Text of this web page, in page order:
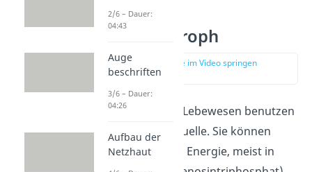
Photoautotroph
zur Stelle im Video springen
(01:04)
Photoautotrophe Lebewesen benutzen
Licht als Energiequelle. Sie können
Licht in chemische Energie, meist in
2/6 – Dauer:
04:43
Auge
beschriften
3/6 – Dauer:
04:26
Aufbau der
Netzhaut